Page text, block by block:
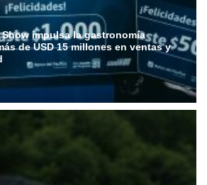
impulsa la gastronomía
de USD 15 millones en ventas y